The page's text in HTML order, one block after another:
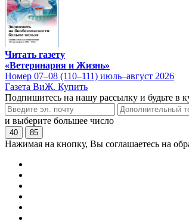
Читать газету
«Ветеринария и Жизнь»
Номер 07–08 (110–111) июль–август 2026
Газета ВиЖ. Купить
Подпишитесь на нашу рассылку и будьте в
и выберите большее число
40 85
Нажимая на кнопку, Вы соглашаетесь на